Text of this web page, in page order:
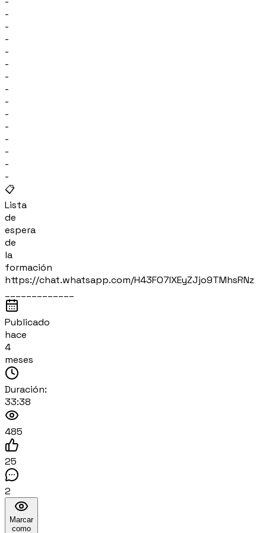
-
-
-
-
-
-
-
-
-
-
-
-
-
-
📋
Lista
de
espera
de
la
formación
https://chat.whatsapp.com/H43FO7IXEyZJjo9TMhsRNz
Publicado
hace
4
meses
Duración:
33:38
485
25
2
Marcar
como